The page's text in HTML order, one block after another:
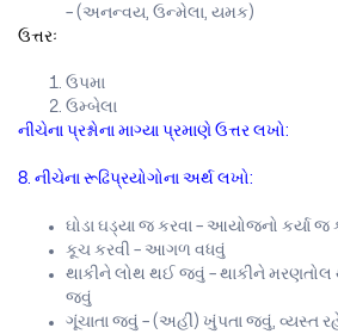
– (અનન્વય, ઉન્મેલા, યમક)
ઉત્તરઃ
ઉપમા
ઉમ્બેલા
નીચેના પ્રશ્નોના માગ્યા પ્રમાણે ઉત્તર લખો:
8. નીચેના રૂઢિપ્રયોગોના અર્થ લખો:
ઘોડા ઘડ્યા જ કરવા – આયોજનો કર્યા જ
કૂચ કરવી – આગળ વધવું
થાકીને લોથ થઈ જવું – થાકીને
જવું
ગૂંચાતા જવું – (અહીં) ખુંપતા જવું, વ્યસ્ત